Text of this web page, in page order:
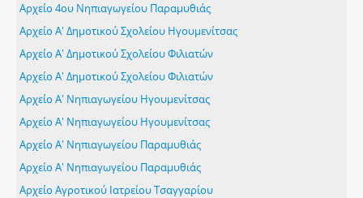
Αρχείο 4ου Νηπιαγωγείου Παραμυθιάς
Αρχείο Α' Δημοτικού Σχολείου Ηγουμενίτσας
Αρχείο Α' Δημοτικού Σχολείου Φιλιατών
Αρχείο Α' Δημοτικού Σχολείου Φιλιατών
Αρχείο Α' Νηπιαγωγείου Ηγουμενίτσας
Αρχείο Α' Νηπιαγωγείου Ηγουμενίτσας
Αρχείο Α' Νηπιαγωγείου Παραμυθιάς
Αρχείο Α' Νηπιαγωγείου Παραμυθιάς
Αρχείο Αγροτικού Ιατρείου Τσαγγαρίου